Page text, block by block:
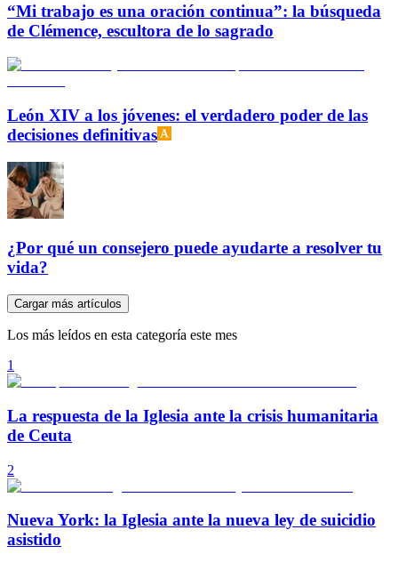
“Mi trabajo es una oración continua”: la búsqueda
de Clémence, escultora de lo sagrado
León XIV a los jóvenes: el verdadero poder de las
decisiones definitivas
¿Por qué un consejero puede ayudarte a resolver tu
vida?
Cargar más artículos
Los más leídos en esta categoría este mes
1
La respuesta de la Iglesia ante la crisis humanitaria
de Ceuta
2
Nueva York: la Iglesia ante la nueva ley de suicidio
asistido